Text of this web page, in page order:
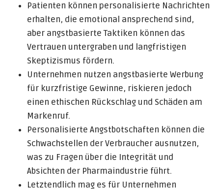
Patienten können personalisierte Nachrichten
erhalten, die emotional ansprechend sind,
aber angstbasierte Taktiken können das
Vertrauen untergraben und langfristigen
Skeptizismus fördern.
Unternehmen nutzen angstbasierte Werbung
für kurzfristige Gewinne, riskieren jedoch
einen ethischen Rückschlag und Schäden am
Markenruf.
Personalisierte Angstbotschaften können die
Schwachstellen der Verbraucher ausnutzen,
was zu Fragen über die Integrität und
Absichten der Pharmaindustrie führt.
Letztendlich mag es für Unternehmen